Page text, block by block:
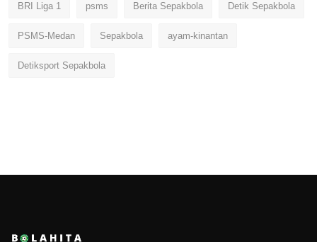
BRI Liga 1 psms Berita Sepakbola Detik Sepakbola
PSMS-Medan Sepakbola ayam-kinantan
Detiksport Sepakbola